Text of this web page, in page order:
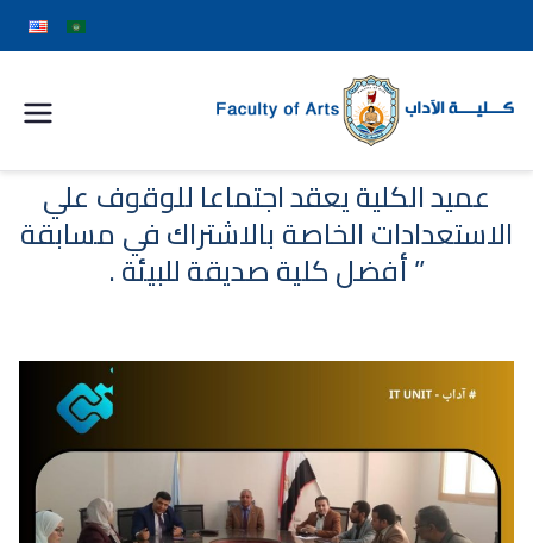
الآداب
جامعة
عميد الكلية يعقد اجتماعا للوقوف علي
الاستعدادات الخاصة بالاشتراك في مسابقة
” أفضل كلية صديقة للبيئة .